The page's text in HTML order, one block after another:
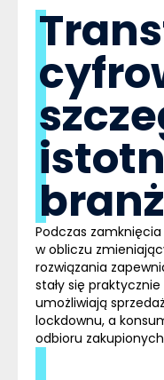
Podczas
w obliczu
rozwiązania
stały się
umożliwiają
lockdownu, a
odbioru